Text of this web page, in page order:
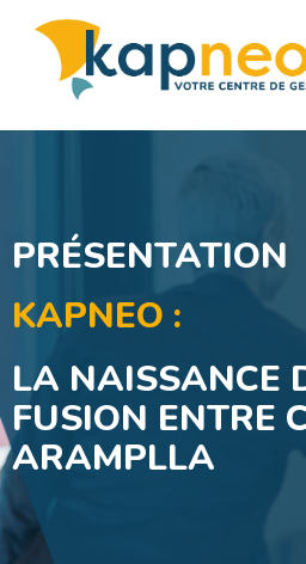
PRÉSENTATION
KAPNEO :
LA NAISSANCE
FUSION ENTRE
ARAMPLLA